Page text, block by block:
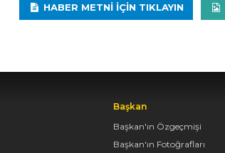
HABER METNI IÇIN TIKLAYIN
Başkan
Başkan'ın Özgeçmişi
Başkan'ın Fotoğrafları